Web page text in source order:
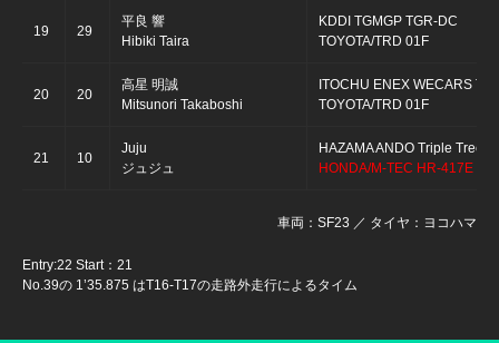
19 29
平良 響
Hibiki Taira
KDDI TGMGP TGR-DC
TOYOTA/TRD 01F
20 20
高星 明誠
Mitsunori Takaboshi
ITOCHU ENEX WECARS
TOYOTA/TRD 01F
21 10
Juju
ジュジュ
HAZAMA ANDO Triple Tree
HONDA/M-TEC HR-417E
車両：SF23 ／ タイヤ：ヨコハマ
Entry:22 Start：21
No.39の 1’35.875 はT16-T17の走路外走行によるタイム